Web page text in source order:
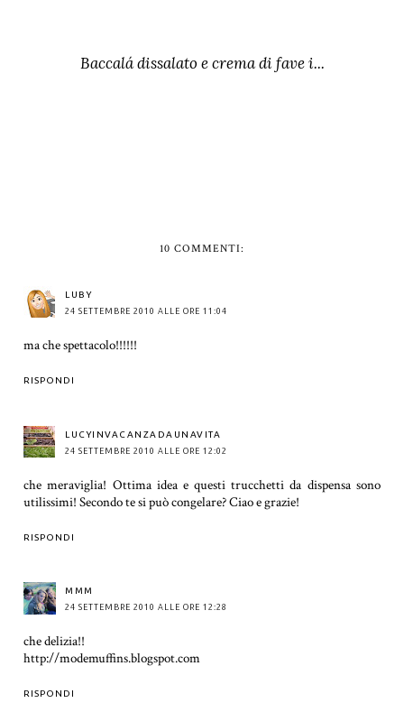
Baccalá dissalato e crema di fave i...
10 COMMENTI:
LUBY
24 SETTEMBRE 2010 ALLE ORE 11:04
ma che spettacolo!!!!!!
RISPONDI
LUCYINVACANZADAUNAVITA
24 SETTEMBRE 2010 ALLE ORE 12:02
che meraviglia! Ottima idea e questi trucchetti da dispensa sono
utilissimi! Secondo te si può congelare? Ciao e grazie!
RISPONDI
MMM
24 SETTEMBRE 2010 ALLE ORE 12:28
che delizia!!
http://modemuffins.blogspot.com
RISPONDI